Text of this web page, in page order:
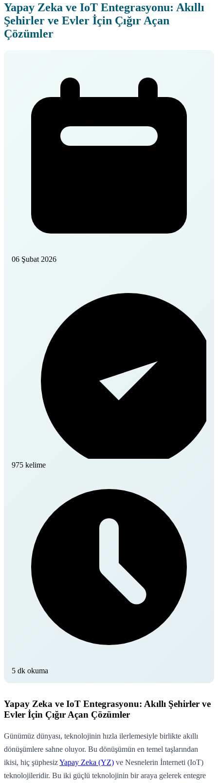
Yapay Zeka ve IoT Entegrasyonu: Akıllı
Şehirler ve Evler İçin Çığır Açan
Çözümler
06 Şubat 2026
975 kelime
5 dk okuma
Yapay Zeka ve IoT Entegrasyonu: Akıllı Şehirler ve
Evler İçin Çığır Açan Çözümler
Günümüz dünyası, teknolojinin hızla ilerlemesiyle birlikte akıllı
dönüşümlere sahne oluyor. Bu dönüşümün en temel taşlarından
ikisi, hiç şüphesizYapay Zeka (YZ) ve Nesnelerin İnterneti (IoT)
teknolojileridir. Bu iki güçlü teknolojinin bir araya gelerek entegre